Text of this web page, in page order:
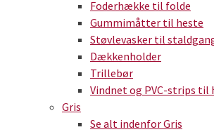
Foderhække til folde
Gummimåtter til heste
Støvlevasker til
Dækkenholder
Trillebør
Vindnet og PVC-strips til
Gris
Se alt indenfor Gris